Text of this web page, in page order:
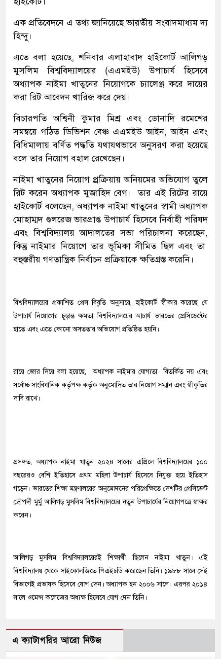
এক প্রতিবেদনে এ তথ্য জানিয়েছে ভারতীয় সংবাদমাধ্যম দ্য
হিন্দু।
এতে বলা হয়েছে, শনিবার এলাহাবাদ হাইকোর্ট আলিগড়
মুসলিম বিশ্ববিদ্যালয়ের (এএমইউ) উপাচার্য হিসেবে
অধ্যাপক নাইমা খাতুনের নিয়োগকে চ্যালেঞ্জ করে দায়ের
করা রিট আবেদন খারিজ করে দেয়।
বিচারপতি অশ্বিনী কুমার মিশ্র এবং ডোনাদি রমেশের
সমন্বয়ে গঠিত ডিভিশন বেঞ্চ এএমইউ আইন, আইন এবং
বিধিমালায় বর্ণিত পদ্ধতি যথাযথভাবে অনুসরণ করা হয়েছে
বলে তার নিয়োগ বহাল রেখেছেন।
নাইমা খাতুনের নিয়োগ প্র্রক্রিয়ায় অনিয়মের অভিযোগ তুলে
রিট করেন অধ্যাপক মুজাহিদ বেগ। তার এই রিটের রায়ে
হাইকোর্ট বলেছেন, অধ্যাপক নাইমা খাতুনের স্বামী অধ্যাপক
মোহাম্মদ গুলরেজ ভারপ্রাপ্ত উপাচার্য হিসেবে নির্বাহী পরিষদ
এবং বিশ্ববিদ্যালয় আদালতের সভা পরিচালনা করেছেন,
কিন্তু নাইমার নিয়োগে তার ভূমিকা সীমিত ছিল এবং তা
বহুস্তরীয় গণতান্ত্রিক নির্বাচন প্রক্রিয়াকে ক্ষতিগ্রস্ত করেনি।
বিশ্ববিদ্যালয়ের প্রকাশিত প্রেস বিবৃতি অনুসারে, হাইকোর্ট স্বীকার করেছে যে
উপাচার্য নিয়োগের চূড়ান্ত ক্ষমতা বিশ্ববিদ্যালয়ের আচার্য ভারতের প্রেসিডেন্টের
হাতে এবং এতে কোনো অসততার অভিযোগ প্রতিষ্ঠিত হয়নি।
রায়ে জোর দিয়ে বলা হয়েছে, অধ্যাপক নাইমার যোগ্যতা বিতর্কিত নয় এবং
সর্বোচ্চ সাংবিধানিক কর্তৃপক্ষ কর্তৃক অনুমোদিত তার নিয়োগ সম্মান এবং স্বীকৃতির
দাবি রাখে।
প্রসঙ্গত, অধ্যাপক নাইমা খাতুন ২০২৪ সালের এপ্রিলে বিশ্ববিদ্যালয়ের ১০০
বছরেরও বেশি ইতিহাসে প্রথম মহিলা উপাচার্য হিসেবে নিযুক্ত হয়ে ইতিহাস
গড়েন। ভারতের শিক্ষা মন্ত্রণালয়ের অনুমোদনের পরিপ্রেক্ষিতে দেশটির প্রেসিডেন্ট
দ্রৌপদী মুর্মু আলিগড় মুসলিম বিশ্ববিদ্যালয়ের নতুন উপাচার্যের নিয়োগপত্রে স্বাক্ষর
করেন।
আলিগড় মুসলিম বিশ্ববিদ্যালয়েরই শিক্ষার্থী ছিলেন নাইমা খাতুন। এই
বিশ্ববিদ্যালয় থেকে সাইকোলজিতে পিএইচডি করেছেন তিনি। ১৯৮৮ সালে সেই
বিভাগেই প্রভাষক হিসেবে যোগ দেন। অধ্যাপক হন ২০০৬ সালে। এরপর ২০১৪
সালে ওমেন্স কলেজের অধ্যক্ষ হিসেবে যোগ দেন তিনি।
এ ক্যাটাগরির আরো নিউজ